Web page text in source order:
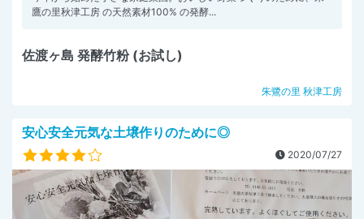
鷹の里秋津工房 の天然素材100% の発酵...
佐渡ヶ島 発酵竹粉 (お試し)
朱鷺の里 秋津工房
安心安全元気な土壌作りのために◎
2020/07/27